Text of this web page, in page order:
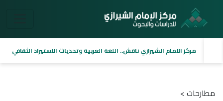
مركز الامام الشيرازي ناقش.. اللغة العربية وتحديات الاستيراد الثقافي
مطارحات >